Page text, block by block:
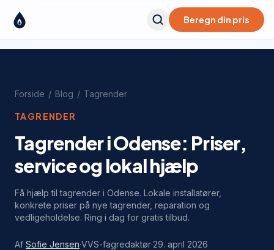
Beregn din pris
Forside / Blog / Tagrender
TAGRENDER
Tagrender i Odense: Priser,
service og lokal hjælp
Få hjælp til tagrender i Odense. Lokale installatører,
konkrete priser på nye tagrender, reparation og
vedligeholdelse. Ring i dag for gratis tilbud.
Af Sofie Jensen·VVS-fagredaktør·29. april 2026